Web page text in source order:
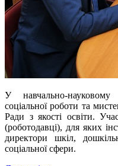
У навчально-науковому
соціальної роботи та
Ради з якості освіти.
(роботодавці), для яких
директори шкіл,
соціальної сфери.